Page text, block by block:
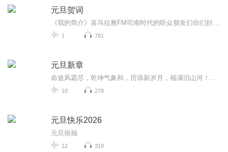
元旦贺词
1 781
元旦新章
10 278
元旦快乐2026
元旦祝福
12 319